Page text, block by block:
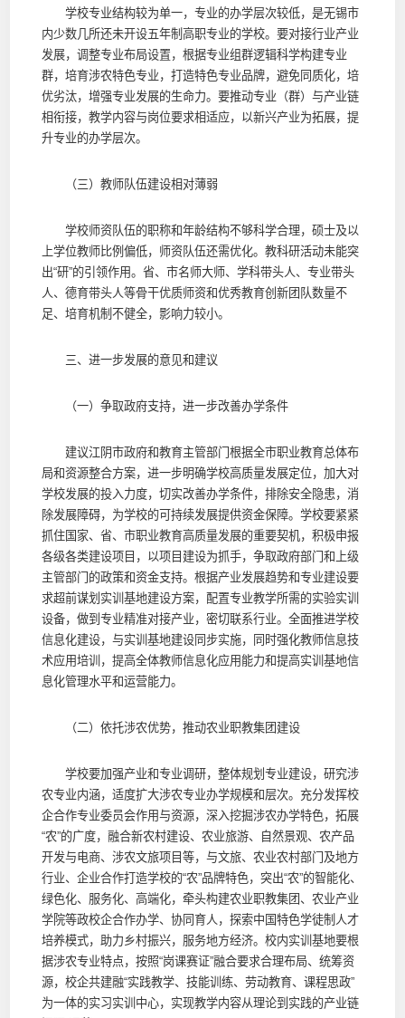
学校专业结构较为单一，专业的办学层次较低，是无锡市
内少数几所还未开设五年制高职专业的学校。要对接行业产业
发展，调整专业布局设置，根据专业组群逻辑科学构建专业
群，培育涉农特色专业，打造特色专业品牌，避免同质化，培
优劣汰，增强专业发展的生命力。要推动专业（群）与产业链
相衔接，教学内容与岗位要求相适应，以新兴产业为拓展，提
升专业的办学层次。
（三）教师队伍建设相对薄弱
学校师资队伍的职称和年龄结构不够科学合理，硕士及以
上学位教师比例偏低，师资队伍还需优化。教科研活动未能突
出“研”的引领作用。省、市名师大师、学科带头人、专业带头
人、德育带头人等骨干优质师资和优秀教育创新团队数量不
足、培育机制不健全，影响力较小。
三、进一步发展的意见和建议
（一）争取政府支持，进一步改善办学条件
建议江阴市政府和教育主管部门根据全市职业教育总体布
局和资源整合方案，进一步明确学校高质量发展定位，加大对
学校发展的投入力度，切实改善办学条件，排除安全隐患，消
除发展障碍，为学校的可持续发展提供资金保障。学校要紧紧
抓住国家、省、市职业教育高质量发展的重要契机，积极申报
各级各类建设项目，以项目建设为抓手，争取政府部门和上级
主管部门的政策和资金支持。根据产业发展趋势和专业建设要
求超前谋划实训基地建设方案，配置专业教学所需的实验实训
设备，做到专业精准对接产业，密切联系行业。全面推进学校
信息化建设，与实训基地建设同步实施，同时强化教师信息技
术应用培训，提高全体教师信息化应用能力和提高实训基地信
息化管理水平和运营能力。
（二）依托涉农优势，推动农业职教集团建设
学校要加强产业和专业调研，整体规划专业建设，研究涉
农专业内涵，适度扩大涉农专业办学规模和层次。充分发挥校
企合作专业委员会作用与资源，深入挖掘涉农办学特色，拓展
“农”的广度，融合新农村建设、农业旅游、自然景观、农产品
开发与电商、涉农文旅项目等，与文旅、农业农村部门及地方
行业、企业合作打造学校的“农”品牌特色，突出“农”的智能化、
绿色化、服务化、高端化，牵头构建农业职教集团、农业产业
学院等政校企合作办学、协同育人，探索中国特色学徒制人才
培养模式，助力乡村振兴，服务地方经济。校内实训基地要根
据涉农专业特点，按照“岗课赛证”融合要求合理布局、统筹资
源，校企共建融“实践教学、技能训练、劳动教育、课程思政”
为一体的实习实训中心，实现教学内容从理论到实践的产业链